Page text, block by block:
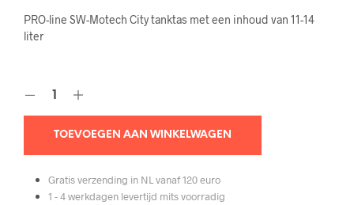
PRO-line SW-Motech City tanktas met een inhoud van 11-14
liter
TOEVOEGEN AAN WINKELWAGEN
Gratis verzending in NL vanaf 120 euro
1 - 4 werkdagen levertijd mits voorradig